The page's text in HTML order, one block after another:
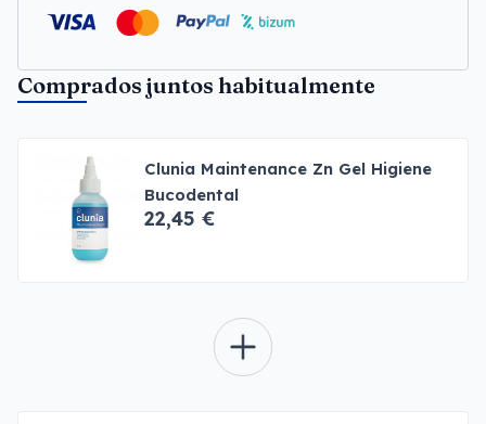
Comprados juntos habitualmente
Clunia Maintenance Zn Gel Higiene
Bucodental
22,45 €